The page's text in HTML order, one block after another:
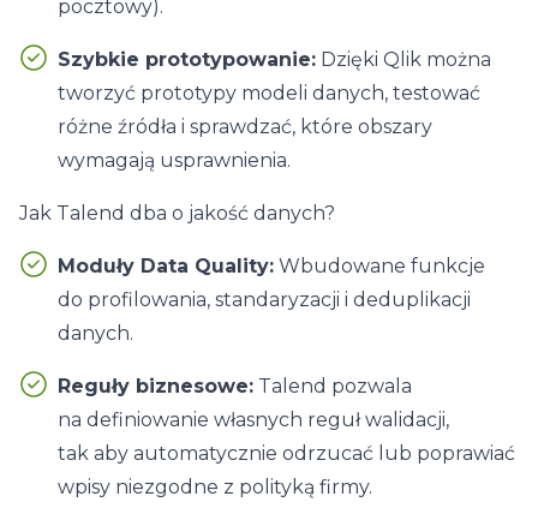
pocztowy).
Szybkie prototypowanie: Dzięki Qlik można
tworzyć prototypy modeli danych, testować
różne źródła i sprawdzać, które obszary
wymagają usprawnienia.
Jak Talend dba o jakość danych?
Moduły Data Quality: Wbudowane funkcje
do profilowania, standaryzacji i deduplikacji
danych.
Reguły biznesowe: Talend pozwala
na definiowanie własnych reguł walidacji,
tak aby automatycznie odrzucać lub poprawiać
wpisy niezgodne z polityką firmy.